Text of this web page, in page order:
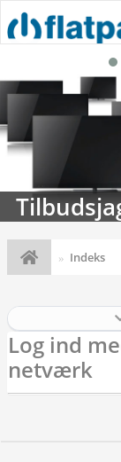
Indeks
Log ind
netværk